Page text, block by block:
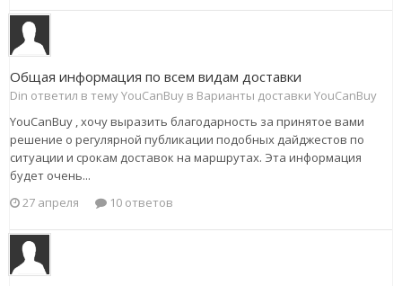
Общая информация по всем видам доставки
Din ответил в тему YouCanBuy в Варианты доставки YouCanBuy
YouCanBuy , хочу выразить благодарность за принятое вами
решение о регулярной публикации подобных дайджестов по
ситуации и срокам доставок на маршрутах. Эта информация
будет очень...
27 апреля
10 ответов